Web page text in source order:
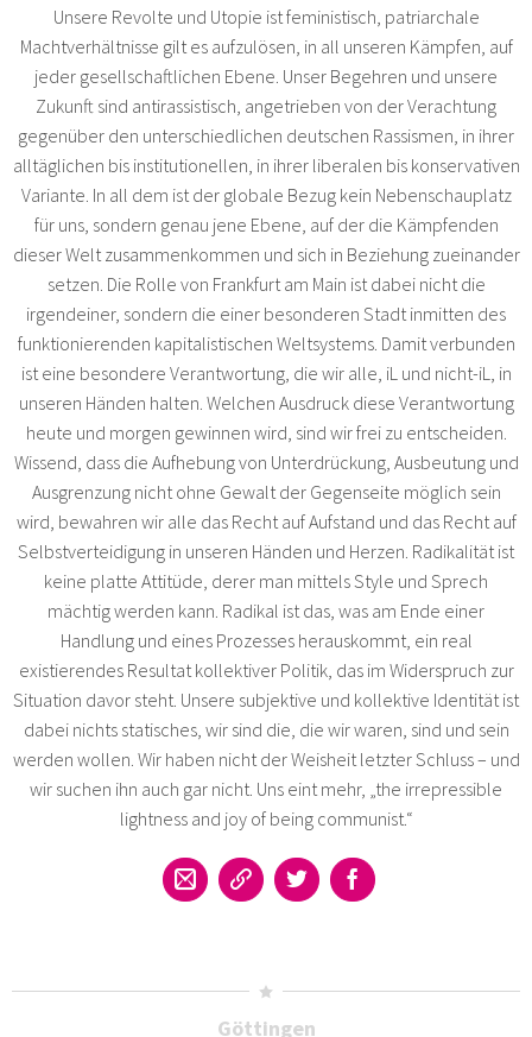
Unsere Revolte und Utopie ist feministisch, patriarchale
Machtverhältnisse gilt es aufzulösen, in all unseren Kämpfen, auf
jeder gesellschaftlichen Ebene. Unser Begehren und unsere
Zukunft sind antirassistisch, angetrieben von der Verachtung
gegenüber den unterschiedlichen deutschen Rassismen, in ihrer
alltäglichen bis institutionellen, in ihrer liberalen bis konservativen
Variante. In all dem ist der globale Bezug kein Nebenschauplatz
für uns, sondern genau jene Ebene, auf der die Kämpfenden
dieser Welt zusammenkommen und sich in Beziehung zueinander
setzen. Die Rolle von Frankfurt am Main ist dabei nicht die
irgendeiner, sondern die einer besonderen Stadt inmitten des
funktionierenden kapitalistischen Weltsystems. Damit verbunden
ist eine besondere Verantwortung, die wir alle, iL und nicht-iL, in
unseren Händen halten. Welchen Ausdruck diese Verantwortung
heute und morgen gewinnen wird, sind wir frei zu entscheiden.
Wissend, dass die Aufhebung von Unterdrückung, Ausbeutung und
Ausgrenzung nicht ohne Gewalt der Gegenseite möglich sein
wird, bewahren wir alle das Recht auf Aufstand und das Recht auf
Selbstverteidigung in unseren Händen und Herzen. Radikalität ist
keine platte Attitüde, derer man mittels Style und Sprech
mächtig werden kann. Radikal ist das, was am Ende einer
Handlung und eines Prozesses herauskommt, ein real
existierendes Resultat kollektiver Politik, das im Widerspruch zur
Situation davor steht. Unsere subjektive und kollektive Identität ist
dabei nichts statisches, wir sind die, die wir waren, sind und sein
werden wollen. Wir haben nicht der Weisheit letzter Schluss – und
wir suchen ihn auch gar nicht. Uns eint mehr, „the irrepressible
lightness and joy of being communist.“
Göttingen